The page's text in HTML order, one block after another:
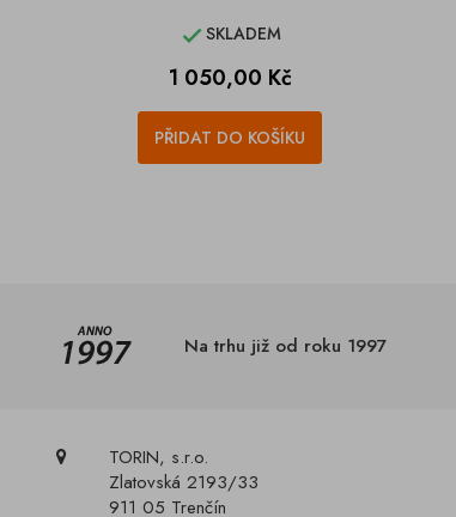
SKLADEM
Cena
1 050,00 Kč
PŘIDAT DO KOŠÍKU
Na trhu již od roku 1997
TORIN, s.r.o.
Zlatovská 2193/33
911 05 Trenčín